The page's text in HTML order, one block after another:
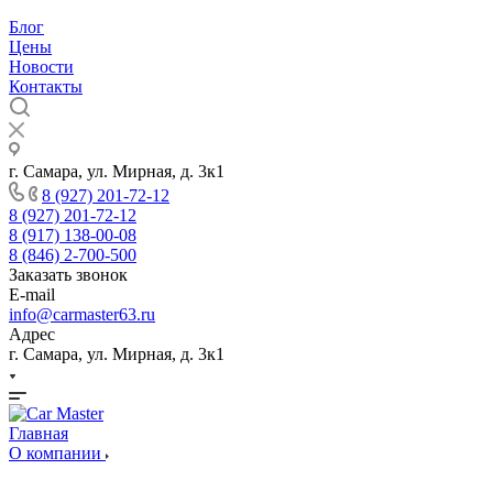
Блог
Цены
Новости
Контакты
г. Самара, ул. Мирная, д. 3к1
8 (927) 201-72-12
8 (927) 201-72-12
8 (917) 138-00-08
8 (846) 2-700-500
Заказать звонок
E-mail
info@carmaster63.ru
Адрес
г. Самара, ул. Мирная, д. 3к1
Главная
О компании